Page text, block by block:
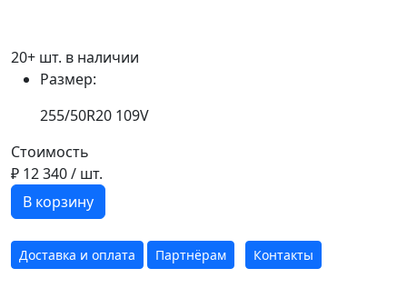
20+ шт. в наличии
Размер:
255/50R20 109V
Стоимость
₽ 12 340/ шт.
В корзину
Доставка и оплата Партнёрам Контакты